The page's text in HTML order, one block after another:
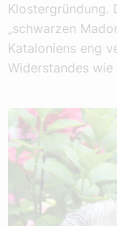
Klostergründung.
„schwarzen
Kataloniens eng
Widerstandes